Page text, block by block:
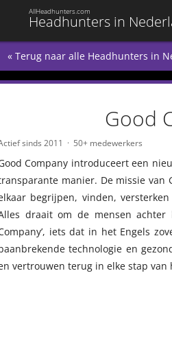
Headhunters in
AllHeadhunters.com
« Terug naar alle Headhunters in
Good
sinds 2011 50+ medewerkers
Company introduceert een
manier. De missie van
begrijpen, vinden,
draait om de mensen achter
iets dat in het Engels
technologie en
vertrouwen terug in elke stap